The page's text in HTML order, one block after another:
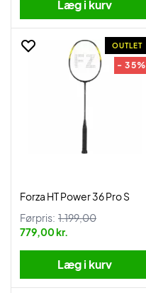
Læg i kurv
OUTLET
- 35%
Forza HT Power 36 Pro S
Førpris: 1.199,00
779,00 kr.
Læg i kurv